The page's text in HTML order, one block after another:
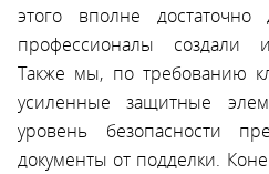
этого вполне
профессионалы создали
Также мы, по требованию
усиленные защитные
уровень безопасности
документы от подделки.